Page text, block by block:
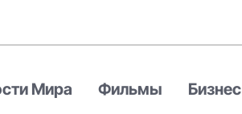
Мира Фильмы Бизнес